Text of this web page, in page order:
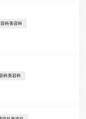
科美容科
科美容科